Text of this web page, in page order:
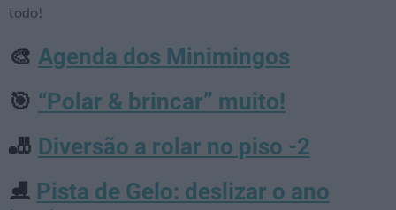
todo!
🎨 Agenda dos Minimingos
🎯 “Polar & brincar” muito!
🎳 Diversão a rolar no piso -2
⛸️ Pista de Gelo: deslizar o ano